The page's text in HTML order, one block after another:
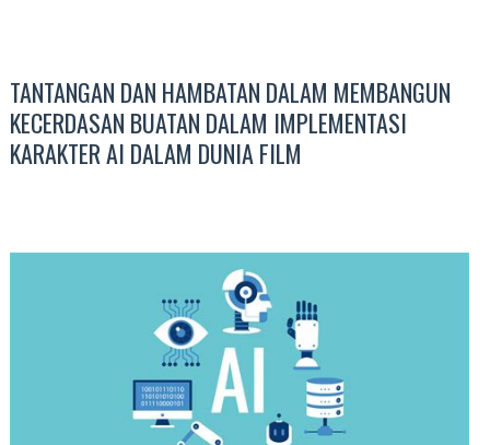
TANTANGAN DAN HAMBATAN DALAM MEMBANGUN
KECERDASAN BUATAN DALAM IMPLEMENTASI
KARAKTER AI DALAM DUNIA FILM